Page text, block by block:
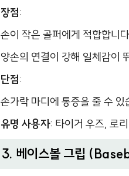
장점:
손이 작은 골퍼에게 적합합니
양손의 연결이 강해 일체감이
단점:
손가락 마디에 통증을 줄 수 있
유명 사용자: 타이거 우즈, 로
3. 베이스볼 그립